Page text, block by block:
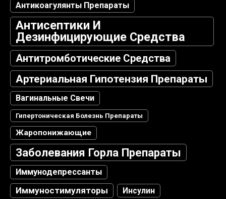
Антикоагулянты Препараты
Антисептики И
Дезинфицирующие Средства
Антитромботические Средства
Артериальная Гипотензия Препараты
Вагинальные Свечи
Гипертоническая Болезнь Препараты
Жаропонижающие
Заболевания Горла Препараты
Иммунодепрессанты
Иммуностимуляторы Инсулин